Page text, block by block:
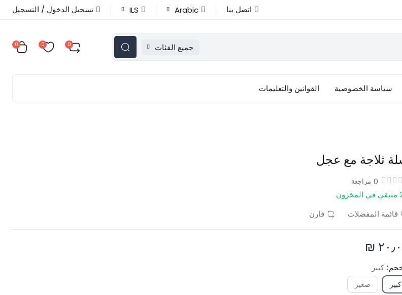
اتصل بنا Arabic
ILS تسجيل الدخول / التسجيل
جميع الفئات 0
0
0
سياسة الخصوصية القوانين والتعليمات
ثلاجة مع عجل
0 مراجعة
قائمة المفضلات
قارن
₪
كبير
كبير صغير